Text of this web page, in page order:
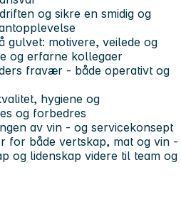
og sikre en smidig og
gulvet: motivere, veilede og
og erfarne kollegaer
fravær - både operativt og
hygiene og
og forbedres
av vin - og servicekonsept
for både vertskap, mat og vin -
og lidenskap videre til team og